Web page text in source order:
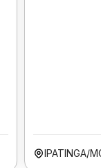
IPATINGA/